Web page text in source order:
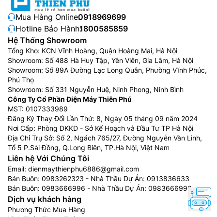
Mua Hàng Online:0918969699
Hotline Bảo Hành:1800585859
Hệ Thống Showroom
Tổng Kho: KCN Vĩnh Hoàng, Quận Hoàng Mai, Hà Nội
Showroom: Số 488 Hà Huy Tập, Yên Viên, Gia Lâm, Hà Nội
Showroom: Số 89A Đường Lạc Long Quân, Phường Vĩnh Phúc,
Phú Thọ
Showroom: Số 331 Nguyễn Huệ, Ninh Phong, Ninh Bình
Công Ty Cổ Phần Điện Máy Thiên Phú
MST: 0107333989
Đăng Ký Thay Đổi Lần Thứ: 8, Ngày 05 tháng 09 năm 2024
Nơi Cấp: Phòng DKKD - Sở Kế Hoạch và Đầu Tư TP Hà Nội
Địa Chỉ Trụ Sở: Số 2, Ngách 765/27, Đường Nguyễn Văn Linh,
Tổ 5 P.Sài Đồng, Q.Long Biên, TP.Hà Nội, Việt Nam
Liên hệ Với Chúng Tôi
Email: dienmaythienphu6886@gmail.com
Bán Buôn: 0983262323 - Nhà Thầu Dự Án: 0913836633
Bán Buôn: 0983666996 - Nhà Thầu Dự Án: 0983666996
Dịch vụ khách hàng
Phương Thức Mua Hàng